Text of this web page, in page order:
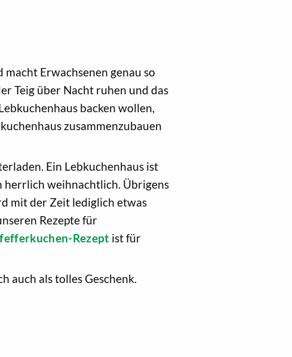
Erwachsenen genau so
Teig über Nacht ruhen und das
backen wollen,
zusammenzubauen
Ein Lebkuchenhaus ist
herrlich weihnachtlich. Übrigens
mit der Zeit lediglich etwas
Rezepte für
Rezept ist für
auch als tolles Geschenk.